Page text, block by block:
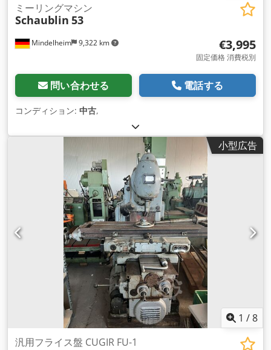
Mindelheim 9,322 km
ミーリングマシン
Schaublin 53
€3,995
固定価格 消費税別
問い合わせる 電話する
コンディション: 中古,
小型広告
1 /8
汎用フライス盤 CUGIR FU-1